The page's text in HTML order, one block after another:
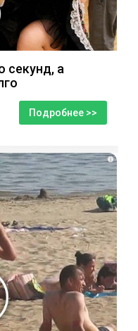
секунд, а
Подробнее >>
i